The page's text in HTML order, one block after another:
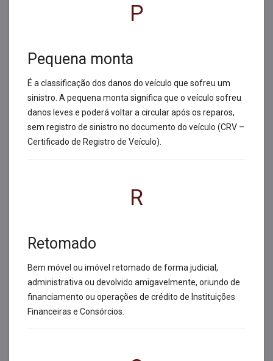
P
Pequena monta
É a classificação dos danos do veículo que sofreu um
sinistro. A pequena monta significa que o veículo sofreu
danos leves e poderá voltar a circular após os reparos,
sem registro de sinistro no documento do veículo (CRV –
Certificado de Registro de Veículo).
R
Retomado
Bem móvel ou imóvel retomado de forma judicial,
administrativa ou devolvido amigavelmente, oriundo de
financiamento ou operações de crédito de Instituições
Financeiras e Consórcios.